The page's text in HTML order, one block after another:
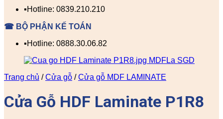
▪️Hotline: 0839.210.210
☎ BỘ PHẬN KẾ TOÁN
▪️Hotline: 0888.30.06.82
Trang chủ / Cửa gỗ / Cửa gỗ MDF LAMINATE
Cửa Gỗ HDF Laminate P1R8